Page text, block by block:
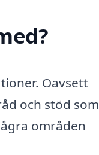
Oavsett
och stöd som
områden